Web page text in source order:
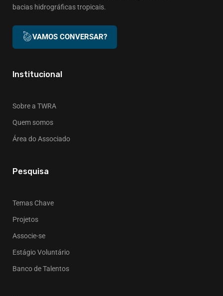
bacias hidrográficas tropicais.
VAMOS CONVERSAR?
Institucional
Sobre a TWRA
Quem somos
Área do Associado
Pesquisa
Temas Chave
Projetos
Associe-se
Estágio Voluntário
Banco de Talentos